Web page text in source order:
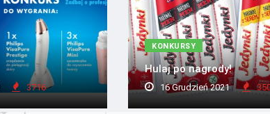
3716
KONKURSY
Hulaj po nagrody!
16 Grudzień 2021